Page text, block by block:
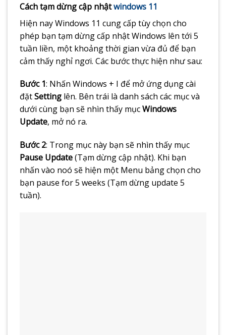
Cách tạm dừng cập nhậtwindows 11
Hiện nay Windows 11 cung cấp tùy chọn cho
phép bạn tạm dừng cấp nhật Windows lên tới 5
tuần liền, một khoảng thời gian vừa đủ để bạn
cảm thấy nghỉ ngơi. Các bước thực hiện như sau:
Bước 1: Nhấn Windows + I để mở ứng dụng cài
đặtSetting lên. Bên trái là danh sách các mục và
dưới cùng bạn sẽ nhìn thấy mụcWindows
Update, mở nó ra.
Bước 2: Trong mục này bạn sẽ nhìn thấy mục
Pause Update(Tạm dừng cập nhật). Khi bạn
nhấn vào noó sẽ hiện một Menu bảng chọn cho
bạn pause for 5 weeks (Tạm dừng update 5
tuần).